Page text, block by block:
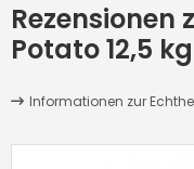
Rezensionen
Potato 12,5 kg
Informationen zur